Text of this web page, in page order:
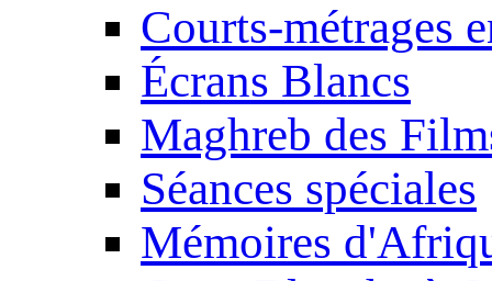
Courts-métrages
Écrans Blancs
Maghreb des
Séances spéciales
Mémoires